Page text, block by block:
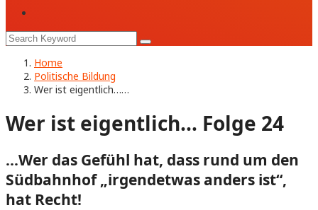
Home
Politische Bildung
Wer ist eigentlich……
Wer ist eigentlich… Folge 24
…Wer das Gefühl hat, dass rund um den
Südbahnhof „irgendetwas anders ist“,
hat Recht!